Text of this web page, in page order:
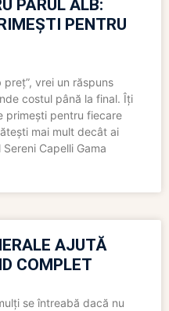
PĂRUL ALB:
PENTRU
vrei un răspuns
costul până la final. Îți
primești pentru fiecare
mai mult decât ai
Capelli Gama
AJUTĂ
COMPLET
se întreabă dacă nu